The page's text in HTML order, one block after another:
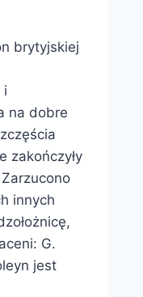
brytyjskiej
i
na dobre
zakończyły
innych
G.
jest